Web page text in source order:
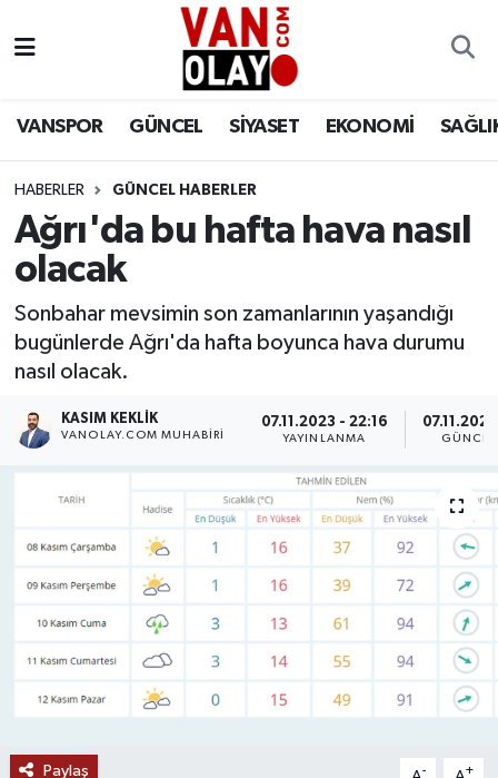
VANSPOR GÜNCEL SİYASET EKONOMİ
HABERLER GÜNCEL HABERLER
Ağrı'da bu hafta hava nasıl
olacak
Sonbahar mevsimin son zamanlarının yaşandığı
bugünlerde Ağrı'da hafta boyunca hava durumu
nasıl olacak.
KASIM KEKLIK
VANOLAY.COM MUHABIRI
07.11.2023 - 22:16
YAYINLANMA
Paylaş - +
Siyaset
Ekonomi
Sağlık
Eğitim
Bilim & Teknoloji
RESMİ İLANLAR
Van Nöbetçi Eczaneler
Van Namaz Vakitleri
Van Trafik Yoğunluk Haritası
Süper Lig Puan Durumu ve Fikstür
Tüm Manşetler
Son Dakika Haberleri